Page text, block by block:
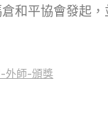
和平協會發起